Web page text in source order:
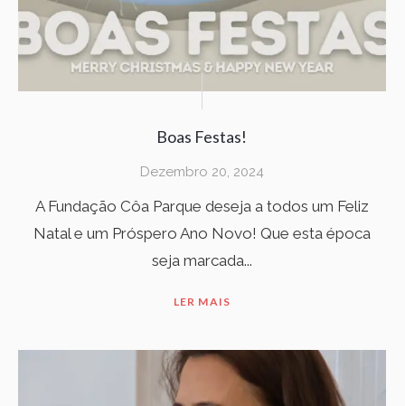
Boas Festas!
Dezembro 20, 2024
A Fundação Côa Parque deseja a todos um Feliz
Natal e um Próspero Ano Novo! Que esta época
seja marcada...
LER MAIS